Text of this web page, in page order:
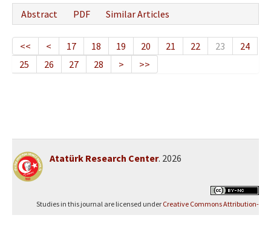
Abstract
PDF Similar Articles
<< < 17 18 19 20 21 22 23
24
25
26 27 28 > >>
Atatürk Research Center. 2026
Studies in this journal are licensed under Creative Commons Attribution-